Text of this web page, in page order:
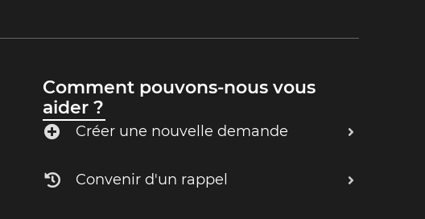
Comment pouvons-nous vous
aider ?
Créer une nouvelle demande
Convenir d'un rappel